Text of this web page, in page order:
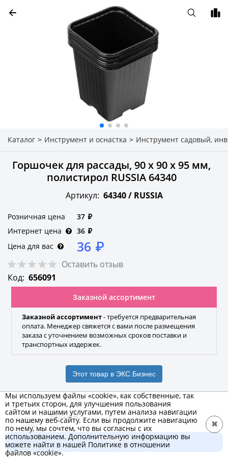
Каталог > Инструмент и оснастка > Инструмент садовый,
Горшочек для рассады, 90 х 90 х 95 мм,
полистирол RUSSIA 64340
Артикул: 64340 / RUSSIA
Розничная цена 37 ₽
Интернет цена
36 ₽
Цена для вас
36 ₽
Оставить отзыв
Код: 656091
Заказной ассортимент
Заказной ассортимент- требуется предварительная
оплата. Менеджер свяжется с вами после размещения
заказа с уточнением возможных сроков поставки и
транспортных издержек.
Этот товар в ЭКС.Бизнес
RUSSIA
Бренд
В корзину
36 ₽
Мы используем файлы «cookie», как собственные, так
и третьих сторон, для улучшения пользования
сайтом и нашими услугами, путем анализа навигации
по нашему веб-сайту. Если вы продолжите навигацию
по нему, мы сочтем, что вы согласны с их
использованием. Дополнительную информацию вы
можете найти в нашей Политике в отношении
файлов «cookie».
✖